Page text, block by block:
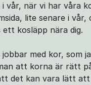
vår, när vi har våra
lite senare i
kosläpp nära dig.
med kor, som
att korna är rätt
det kan vara lätt att